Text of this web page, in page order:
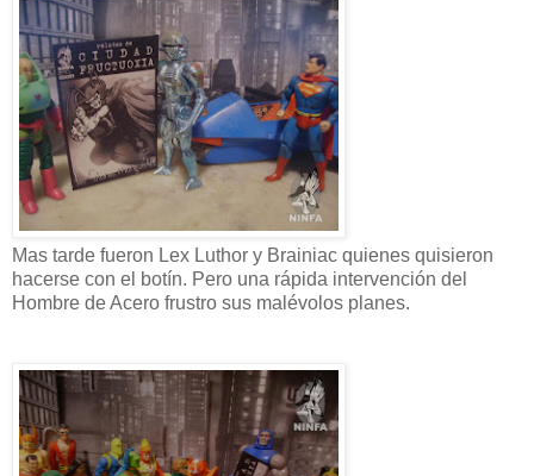
Mas tarde fueron Lex Luthor y Brainiac quienes quisieron
hacerse con el botín. Pero una rápida intervención del
Hombre de Acero frustro sus malévolos planes.